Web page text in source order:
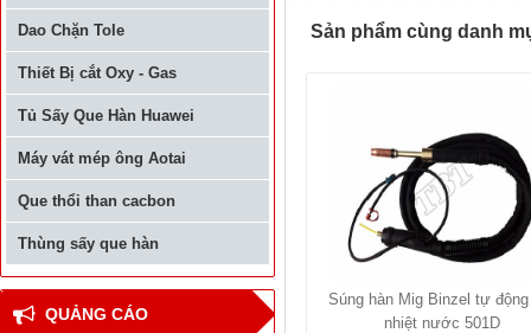
Dao Chặn Tole
Thiết Bị cắt Oxy - Gas
Tủ Sấy Que Hàn Huawei
Máy vát mép ông Aotai
Que thổi than cacbon
Thùng sấy que hàn
QUẢNG CÁO
Sản phẩm cùng danh
Súng hàn Mig Binzel tự động
nhiệt nước 501D